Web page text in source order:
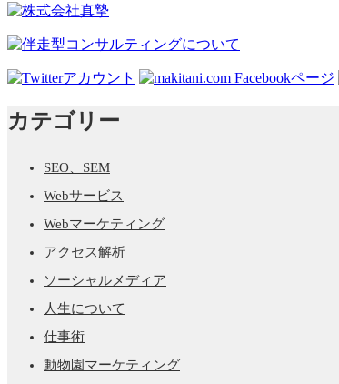
カテゴリー
SEO、SEM
Webサービス
Webマーケティング
アクセス解析
ソーシャルメディア
人生について
仕事術
動物園マーケティング